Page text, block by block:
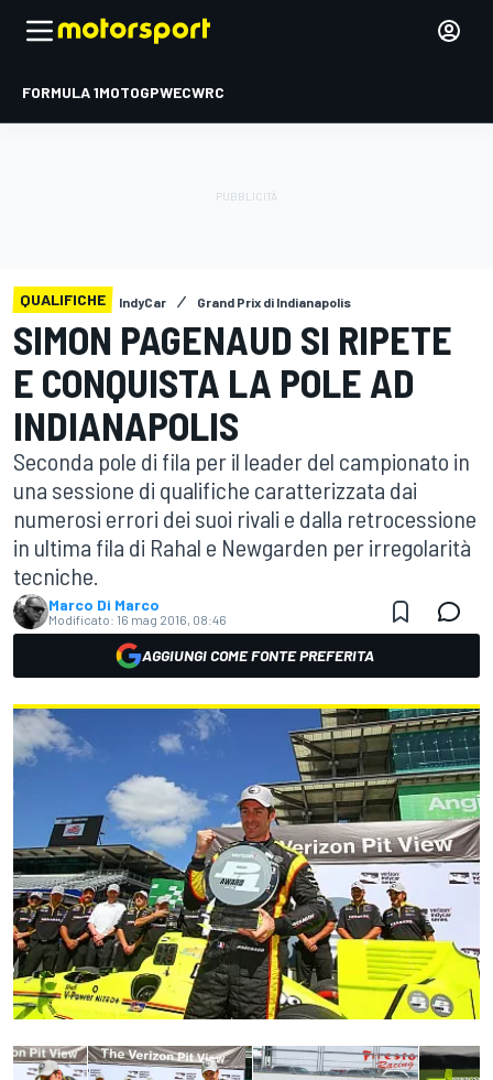
FORMULA 1MOTOGPWECWRC
QUALIFICHE IndyCar Grand Prix di Indianapolis
SIMON PAGENAUD SI RIPETE
E CONQUISTA LA POLE AD
INDIANAPOLIS
Seconda pole di fila per il leader del campionato in
una sessione di qualifiche caratterizzata dai
numerosi errori dei suoi rivali e dalla retrocessione
in ultima fila di Rahal e Newgarden per irregolarità
tecniche.
Marco Di Marco
Modificato: 16 mag 2016, 08:46
AGGIUNGI COME FONTE PREFERITA